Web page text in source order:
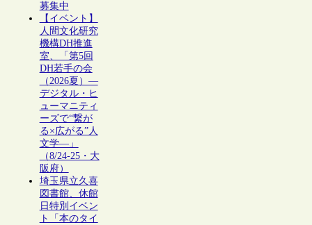
募集中
【イベント】
人間文化研究
機構DH推進
室、「第5回
DH若手の会
（2026夏）―
デジタル・ヒ
ューマニティ
ーズで“繋が
る×広がる”人
文学―」
（8/24-25・大
阪府）
埼玉県立久喜
図書館、休館
日特別イベン
ト「本のタイ